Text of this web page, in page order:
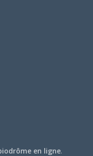
en ligne.